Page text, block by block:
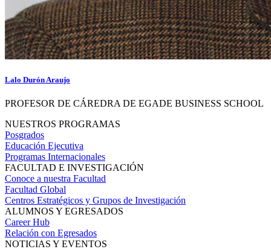
Lalo Durón Araujo
PROFESOR DE CÁREDRA DE EGADE BUSINESS SCHOOL
NUESTROS PROGRAMAS
Posgrados
Educación Ejecutiva
Programas Internacionales
FACULTAD E INVESTIGACIÓN
Conoce a nuestra Facultad
Facultad Global
Centros Estratégicos y Grupos de Investigación
ALUMNOS Y EGRESADOS
Career Hub
Relación con Egresados
NOTICIAS Y EVENTOS